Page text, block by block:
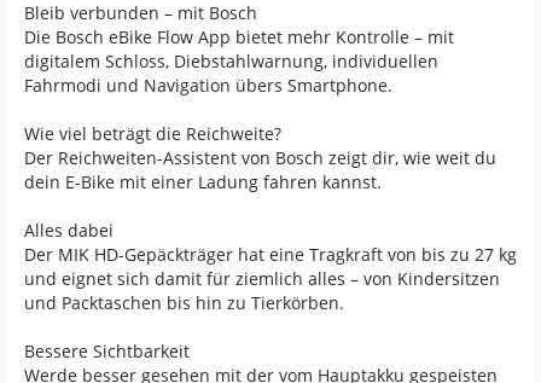
Bleib verbunden – mit Bosch
Die Bosch eBike Flow App bietet mehr Kontrolle – mit
digitalem Schloss, Diebstahlwarnung, individuellen
Fahrmodi und Navigation übers Smartphone.
Wie viel beträgt die Reichweite?
Der Reichweiten-Assistent von Bosch zeigt dir, wie weit du
dein E-Bike mit einer Ladung fahren kannst.
Alles dabei
Der MIK HD-Gepäckträger hat eine Tragkraft von bis zu 27 kg
und eignet sich damit für ziemlich alles – von Kindersitzen
und Packtaschen bis hin zu Tierkörben.
Bessere Sichtbarkeit
Werde besser gesehen mit der vom Hauptakku gespeisten